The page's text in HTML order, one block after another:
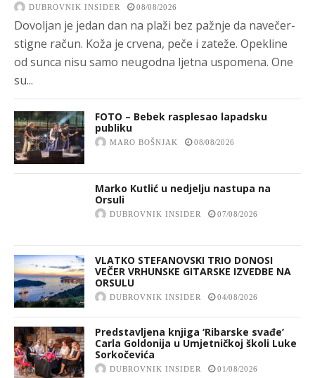
DUBROVNIK INSIDER 08/08/2026
Dovoljan je jedan dan na plaži bez pažnje da navečer-
stigne račun. Koža je crvena, peče i zateže. Opekline
od sunca nisu samo neugodna ljetna uspomena. One
su...
FOTO – Bebek rasplesao lapadsku
publiku
MARO BOŠNJAK 08/08/2026
Marko Kutlić u nedjelju nastupa na
Orsuli
DUBROVNIK INSIDER 07/08/2026
VLATKO STEFANOVSKI TRIO DONOSI
VEČER VRHUNSKE GITARSKE IZVEDBE NA
ORSULU
DUBROVNIK INSIDER 04/08/2026
Predstavljena knjiga ‘Ribarske svađe’
Carla Goldonija u Umjetničkoj školi Luke
Sorkočevića
DUBROVNIK INSIDER 01/08/2026